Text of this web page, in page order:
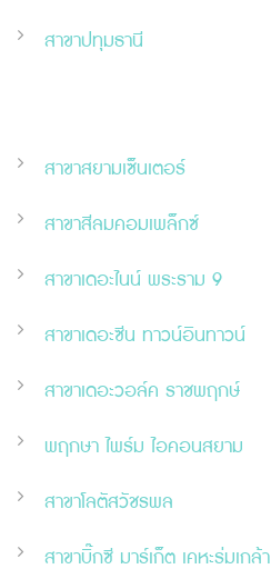
สาขาปทุมธานี
สาขาสยามเซ็นเตอร์
สาขาสีลมคอมเพล็กซ์
สาขาเดอะไนน์ พระราม 9
สาขาเดอะซีน ทาวน์อินทาวน์
สาขาเดอะวอล์ค ราชพฤกษ์
พฤกษา ไพร์ม ไอคอนสยาม
สาขาโลตัสวัชรพล
สาขาบิ๊กซี มาร์เก็ต เคหะร่มเกล้า